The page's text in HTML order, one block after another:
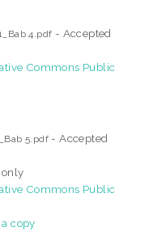
4.pdf - Accepted
Commons Public
5.pdf - Accepted
only
Commons Public
copy